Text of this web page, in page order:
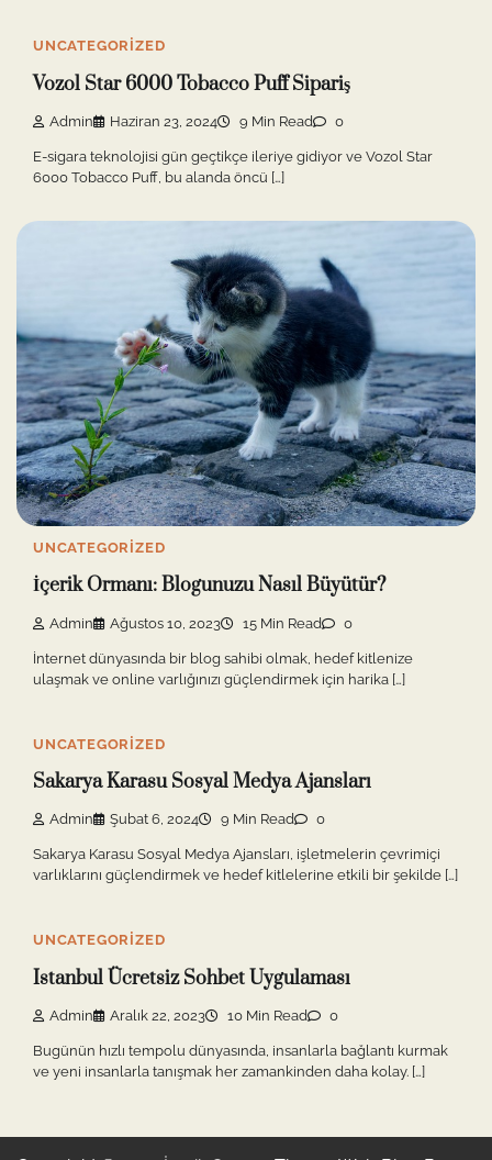
UNCATEGORIZED
Vozol Star 6000 Tobacco Puff Sipariş
Admin Haziran 23, 2024 9 Min Read 0
E-sigara teknolojisi gün geçtikçe ileriye gidiyor ve Vozol Star
6000 Tobacco Puff, bu alanda öncü […]
UNCATEGORIZED
İçerik Ormanı: Blogunuzu Nasıl Büyütür?
Admin Ağustos 10, 2023 15 Min Read 0
İnternet dünyasında bir blog sahibi olmak, hedef kitlenize
ulaşmak ve online varlığınızı güçlendirmek için harika […]
UNCATEGORIZED
Sakarya Karasu Sosyal Medya Ajansları
Admin Şubat 6, 2024 9 Min Read 0
Sakarya Karasu Sosyal Medya Ajansları, işletmelerin çevrimiçi
varlıklarını güçlendirmek ve hedef kitlelerine etkili bir şekilde […]
UNCATEGORIZED
Istanbul Ücretsiz Sohbet Uygulaması
Admin Aralık 22, 2023 10 Min Read 0
Bugünün hızlı tempolu dünyasında, insanlarla bağlantı kurmak
ve yeni insanlarla tanışmak her zamankinden daha kolay. […]